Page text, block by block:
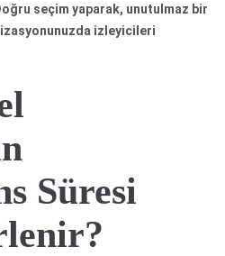
seçim yaparak, unutulmaz bir
izleyicileri
Süresi